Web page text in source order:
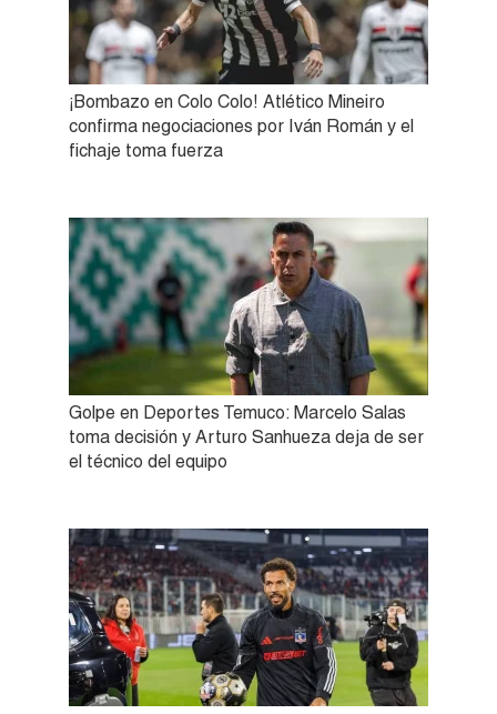
¡Bombazo en Colo Colo! Atlético Mineiro
confirma negociaciones por Iván Román y el
fichaje toma fuerza
Golpe en Deportes Temuco: Marcelo Salas
toma decisión y Arturo Sanhueza deja de ser
el técnico del equipo